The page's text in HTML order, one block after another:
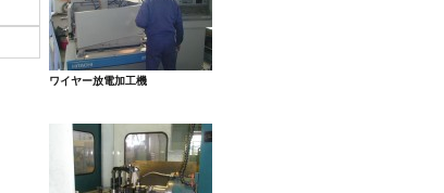
ワイヤー放電加工機